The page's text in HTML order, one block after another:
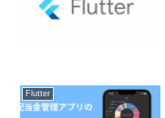
Flutter